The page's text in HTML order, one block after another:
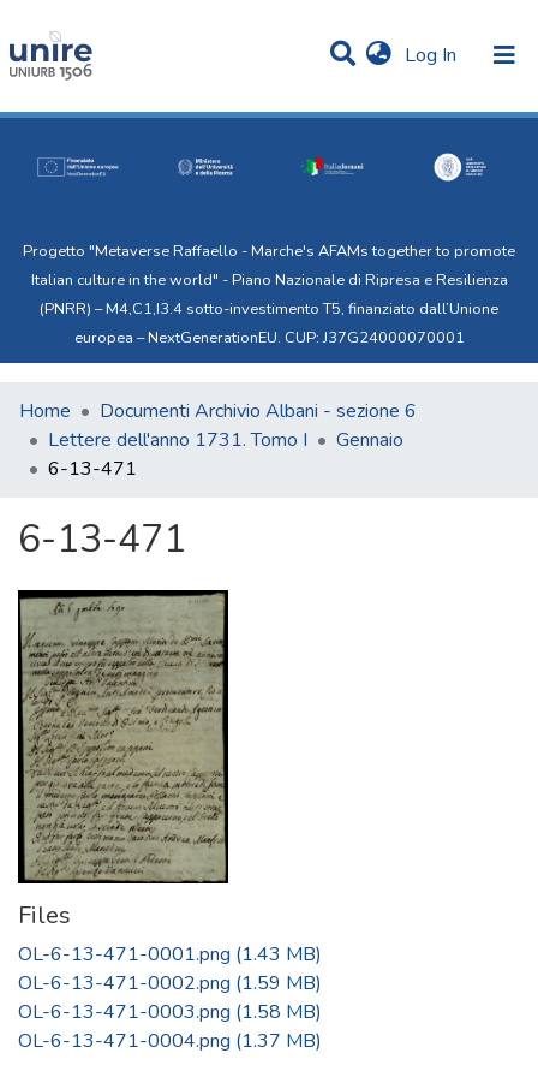
Log In (current)
Statistics
Progetto "Metaverse Raffaello - Marche's AFAMs together to promote
Italian culture in the world" - Piano Nazionale di Ripresa e Resilienza
(PNRR) – M4,C1,I3.4 sotto-investimento T5, finanziato dall’Unione
europea – NextGenerationEU. CUP: J37G24000070001
Home
Documenti Archivio Albani - sezione 6
Lettere dell'anno 1731. Tomo I
Gennaio
6-13-471
6-13-471
Files
OL-6-13-471-0001.png (1.43 MB)
OL-6-13-471-0002.png (1.59 MB)
OL-6-13-471-0003.png (1.58 MB)
OL-6-13-471-0004.png (1.37 MB)